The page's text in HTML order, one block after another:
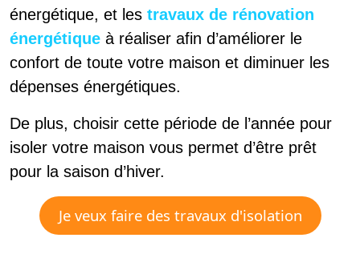
énergétique, et les travaux de rénovation
énergétique à réaliser afin d’améliorer le
confort de toute votre maison et diminuer les
dépenses énergétiques.
De plus, choisir cette période de l’année pour
isoler votre maison vous permet d’être prêt
pour la saison d’hiver.
Je veux faire des travaux d'isolation